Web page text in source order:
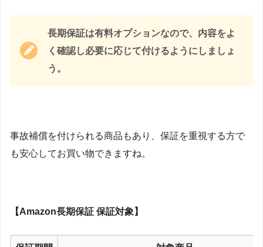
長期保証は有料オプションなので、内容をよ
く確認し必要に応じて付けるようにしましょ
う。
事故補償を付けられる商品もあり、保証を重視する方で
も安心してお買い物できますね。
【Amazon長期保証 保証対象】